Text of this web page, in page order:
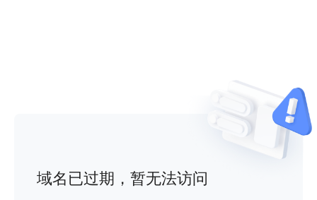
域名已过期，暂无法访问